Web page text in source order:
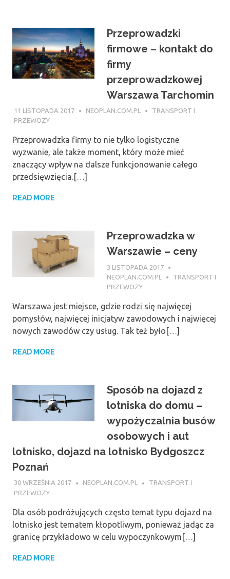
Przeprowadzki
firmowe – kontakt do
firmy
przeprowadzkowej
Warszawa Tarchomin
11 LISTOPADA 2017 NEOPLAN.COM.PL
TRANSPORT I
PRZEWOZY
Przeprowadzka firmy to nie tylko logistyczne
wyzwanie, ale także moment, który może mieć
znaczący wpływ na dalsze funkcjonowanie całego
przedsięwzięcia.[…]
READ MORE
Przeprowadzka w
Warszawie – ceny
3 LISTOPADA 2017
NEOPLAN.COM.PL
TRANSPORT I
PRZEWOZY
Warszawa jest miejsce, gdzie rodzi się najwięcej
pomysłów, najwięcej inicjatyw zawodowych i najwięcej
nowych zawodów czy usług. Tak też było[…]
READ MORE
Sposób na dojazd z
lotniska do domu –
wypożyczalnia busów
osobowych i aut
lotnisko, dojazd na lotnisko Bydgoszcz
Poznań
30 WRZEŚNIA 2017 NEOPLAN.COM.PL
TRANSPORT I
PRZEWOZY
Dla osób podróżujących często temat typu dojazd na
lotnisko jest tematem kłopotliwym, ponieważ jadąc za
granicę przykładowo w celu wypoczynkowym[…]
READ MORE